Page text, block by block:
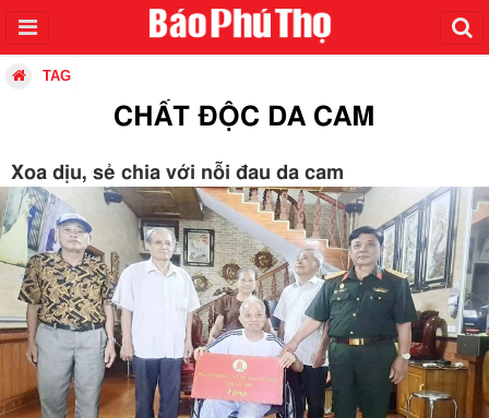
TAG
CHẤT ĐỘC DA CAM
Xoa dịu, sẻ chia với nỗi đau da cam